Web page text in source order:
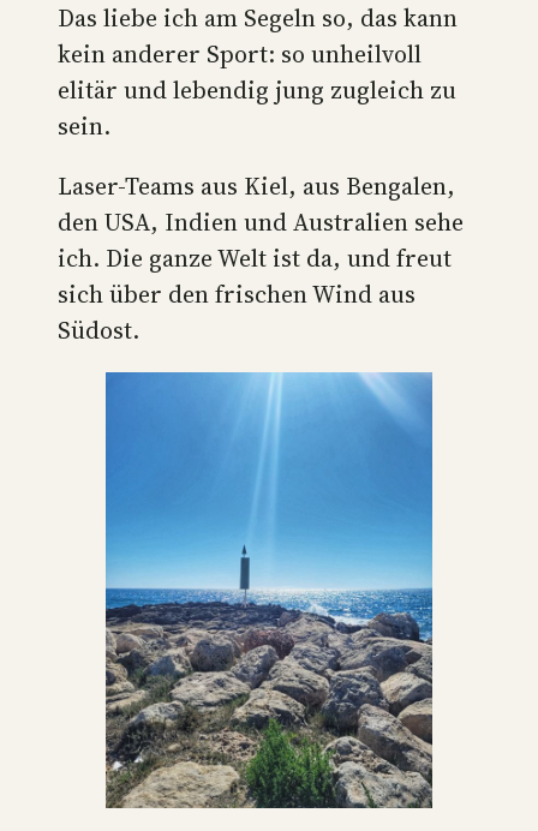
Das liebe ich am Segeln so, das kann
kein anderer Sport: so unheilvoll
elitär und lebendig jung zugleich zu
sein.
Laser-Teams aus Kiel, aus Bengalen,
den USA, Indien und Australien sehe
ich. Die ganze Welt ist da, und freut
sich über den frischen Wind aus
Südost.